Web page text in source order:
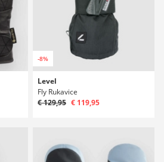
-8%
Level
Fly Rukavice
€ 129,95 € 119,95